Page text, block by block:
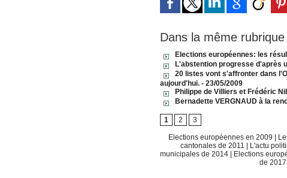
Dans la même rubrique
Elections européennes: les
L'abstention progresse d'après
20 listes vont s'affronter dans
aujourd'hui. - 23/05/2009
Philippe de Villiers et Frédéric
Bernadette VERGNAUD à la
1 2 3
Elections européennes en 2009
cantonales de 2011
L'actu
municipales de 2014
Elections
de 2017